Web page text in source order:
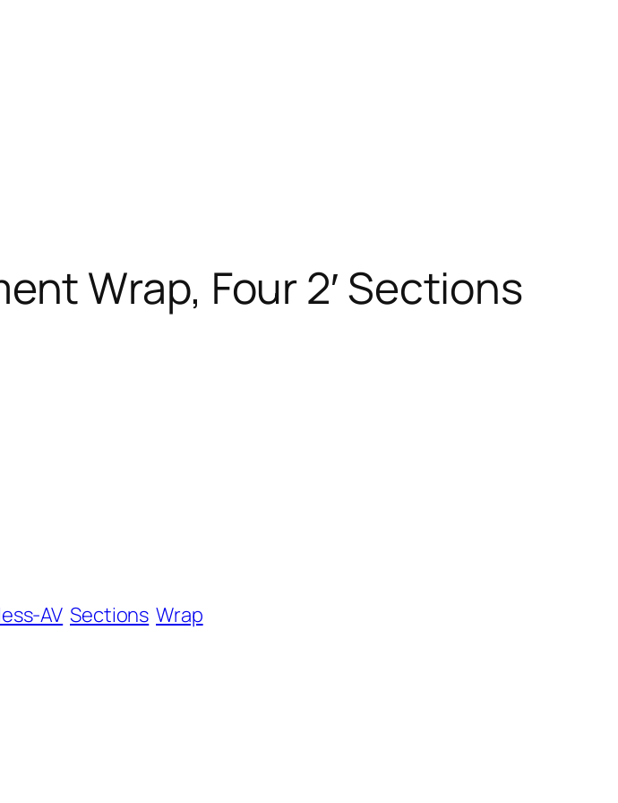
Wrap, Four 2′ Sections
AV Sections Wrap